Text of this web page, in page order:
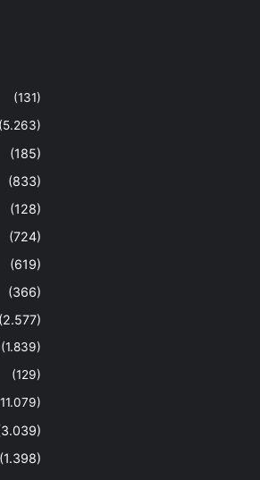
(131)
(5.263)
(185)
(833)
(128)
(724)
(619)
(366)
(2.577)
(1.839)
(129)
(1.398)